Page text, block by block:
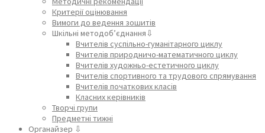
Критерії оцінювання
Вимоги до ведення зошитів
Шкільні методоб’єднання⇩
Вчителів суспільно-гуманітарного циклу
Вчителів природничо-математичного циклу
Вчителів художньо-естетичного циклу
Вчителів спортивного та трудового спрямування
Вчителів початкових класів
Класних керівників
Творчі групи
Предметні тижні
Органайзер ⇩